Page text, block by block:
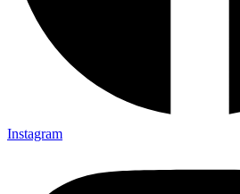
Instagram